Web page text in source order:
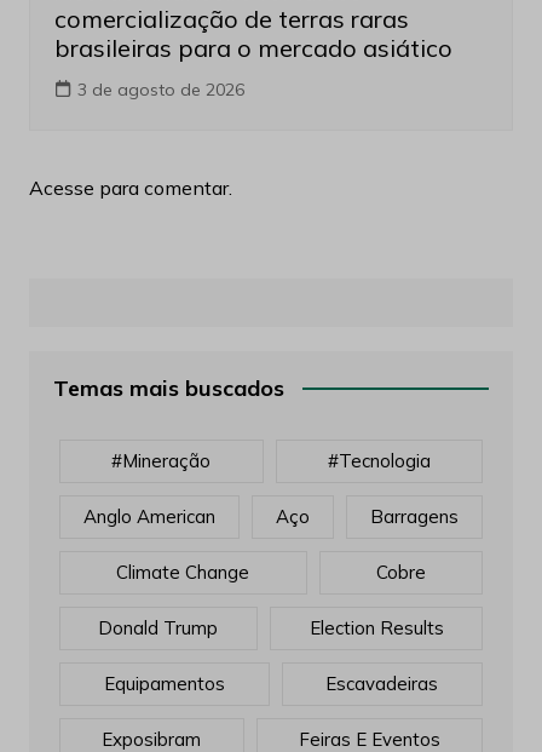
comercialização de terras raras
brasileiras para o mercado asiático
3 de agosto de 2026
Acesse para comentar.
Temas mais buscados
#mineração #tecnologia
Anglo American Aço Barragens
Climate Change Cobre
Donald Trump Election Results
Equipamentos Escavadeiras
Exposibram Feiras E Eventos